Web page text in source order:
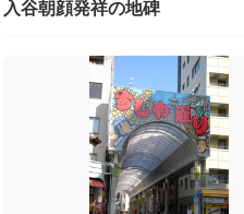
入谷朝顔発祥の地碑